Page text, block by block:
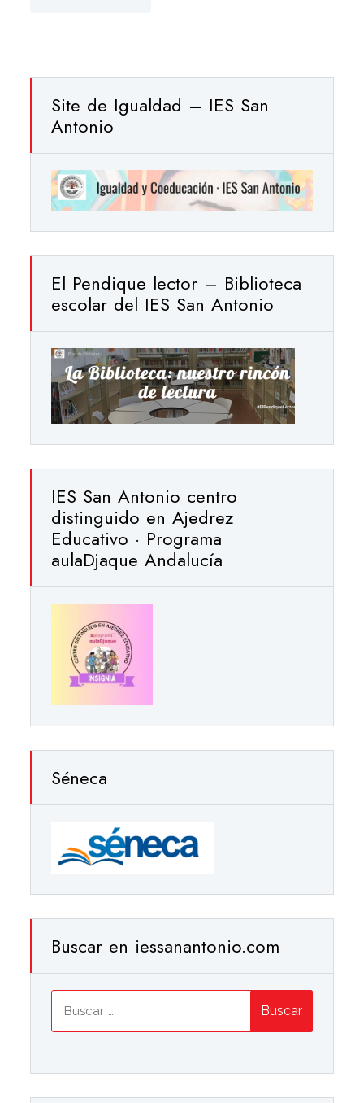
Site de Igualdad – IES San
Antonio
El Pendique lector – Biblioteca
escolar del IES San Antonio
IES San Antonio centro
distinguido en Ajedrez
Educativo · Programa
aulaDjaque Andalucía
Séneca
Buscar en iessanantonio.com